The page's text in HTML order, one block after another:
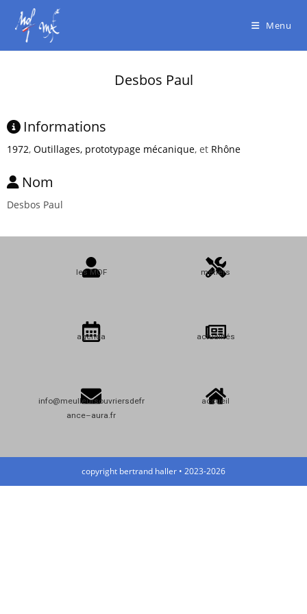
Menu
Desbos Paul
Informations
1972, Outillages, prototypage mécanique, et Rhône
Nom
Desbos Paul
les MOF métiers
agenda actualités
info@meulleursouvriersdefr
ance–aura.fr
accueil
copyright bertrand haller • 2023-2026